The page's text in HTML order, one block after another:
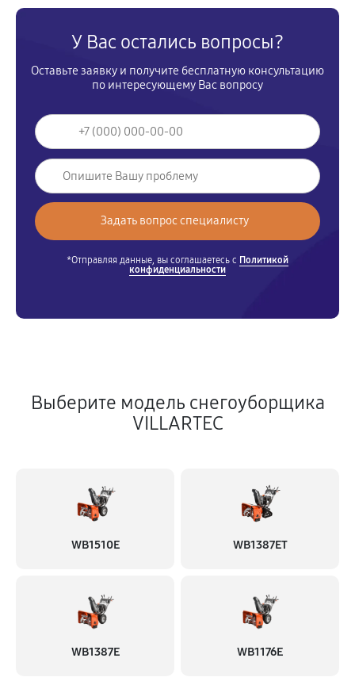
У Вас остались вопросы?
Оставьте заявку и получите бесплатную консультацию
по интересующему Вас вопросу
*Отправляя данные, вы соглашаетесь с Политикой
конфиденциальности
Выберите модель снегоуборщика
VILLARTEC
WB1510E WB1387ET
WB1387E WB1176E